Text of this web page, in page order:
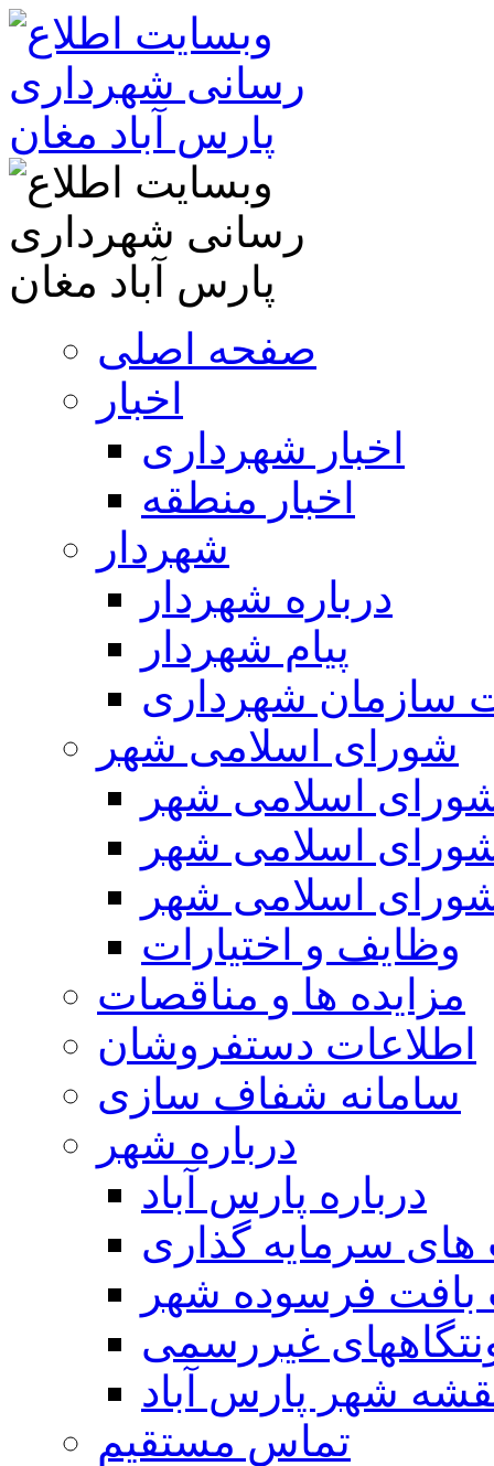
صفحه اصلی
اخبار
اخبار شهرداری
اخبار منطقه
شهردار
درباره شهردار
پیام شهردار
سازمان شهرداری
شورای اسلامی شهر
اسلامی شهر
اسلامی شهر
اسلامی شهر
وظایف و اختیارات
مزایده ها و مناقصات
اطلاعات دستفروشان
سامانه شفاف سازی
درباره شهر
درباره پارس آباد
سرمایه گذاری
بافت فرسوده شهر
غیررسمی
شهر پارس آباد
تماس مستقیم